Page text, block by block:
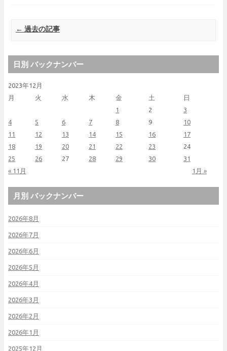
Post navigation
← 過去の記事
日別 バックナンバー
2023年12月
月
火 水 木 金 土 日
« 11月 1月 »
1 2
3
4
5 6 7 8 9
10
11
12 13 14 15 16
17
18
19 20 21 22 23
24
25
26 27 28 29 30 31
月別 バックナンバー
2026年8月
2026年7月
2026年6月
2026年5月
2026年4月
2026年3月
2026年2月
2026年1月
2025年12月